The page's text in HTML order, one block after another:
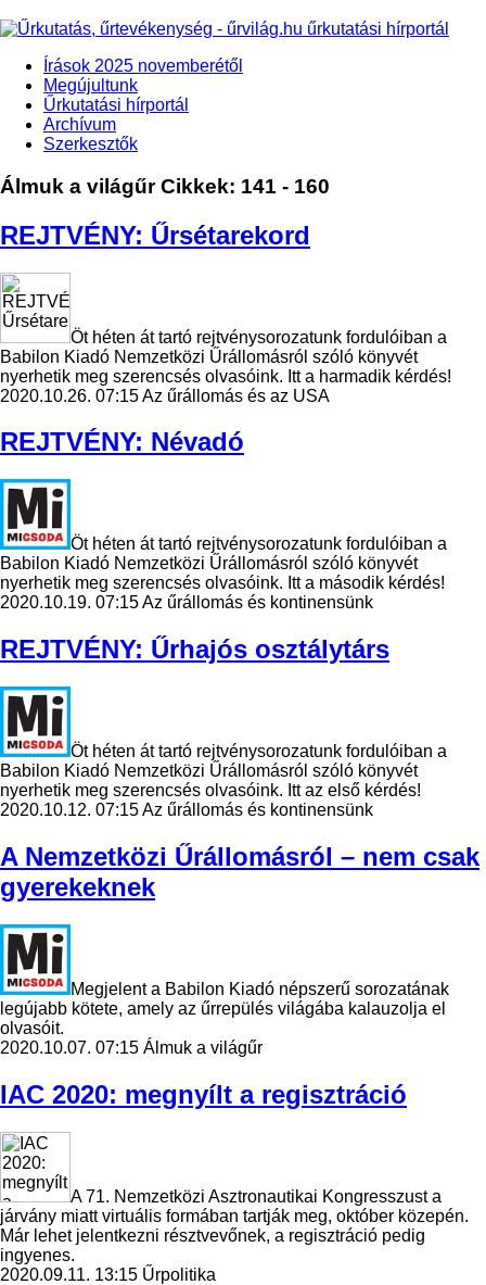
Írások 2025 novemberétől
Megújultunk
Űrkutatási hírportál
Archívum
Szerkesztők
Álmuk a világűrCikkek: 141 - 160
REJTVÉNY: Űrsétarekord
Öt héten át tartó rejtvénysorozatunk fordulóiban a
Babilon Kiadó Nemzetközi Űrállomásról szóló könyvét
nyerhetik meg szerencsés olvasóink. Itt a harmadik kérdés!
2020.10.26. 07:15Az űrállomás és az USA
REJTVÉNY: Névadó
Öt héten át tartó rejtvénysorozatunk fordulóiban a
Babilon Kiadó Nemzetközi Űrállomásról szóló könyvét
nyerhetik meg szerencsés olvasóink. Itt a második kérdés!
2020.10.19. 07:15Az űrállomás és kontinensünk
REJTVÉNY: Űrhajós osztálytárs
Öt héten át tartó rejtvénysorozatunk fordulóiban a
Babilon Kiadó Nemzetközi Űrállomásról szóló könyvét
nyerhetik meg szerencsés olvasóink. Itt az első kérdés!
2020.10.12. 07:15Az űrállomás és kontinensünk
A Nemzetközi Űrállomásról – nem csak
gyerekeknek
Megjelent a Babilon Kiadó népszerű sorozatának
legújabb kötete, amely az űrrepülés világába kalauzolja el
olvasóit.
2020.10.07. 07:15 Álmuk a világűr
IAC 2020: megnyílt a regisztráció
A 71. Nemzetközi Asztronautikai Kongresszust a
járvány miatt virtuális formában tartják meg, október közepén.
Már lehet jelentkezni résztvevőnek, a regisztráció pedig
ingyenes.
2020.09.11. 13:15 Űrpolitika